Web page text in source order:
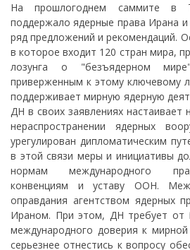
На прошлогоднем саммите в
поддержало ядерные права Ирана
ряд предложений и рекомендаций.
в которое входит 120 стран мира,
лозунга о "безъядерном
приверженным к этому ключевому
поддерживает мирную ядерную
ДН в своих заявлениях
нераспространении ядерных
урегулирован дипломатическим
в этой связи меры и инициативы
нормам международного
конвенциям и уставу ООН.
оправдания агентством ядерных
Ираном. При этом, ДН требует от
международного доверия к
серьезнее отнестись к вопросу